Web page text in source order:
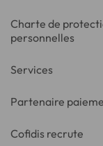
Charte de
personnelles
Services
Partenaire
Cofidis recrute